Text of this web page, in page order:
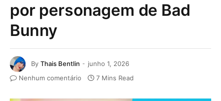
por personagem de Bad
Bunny
By Thais Bentlin
junho 1, 2026
Nenhum comentário
7 Mins Read